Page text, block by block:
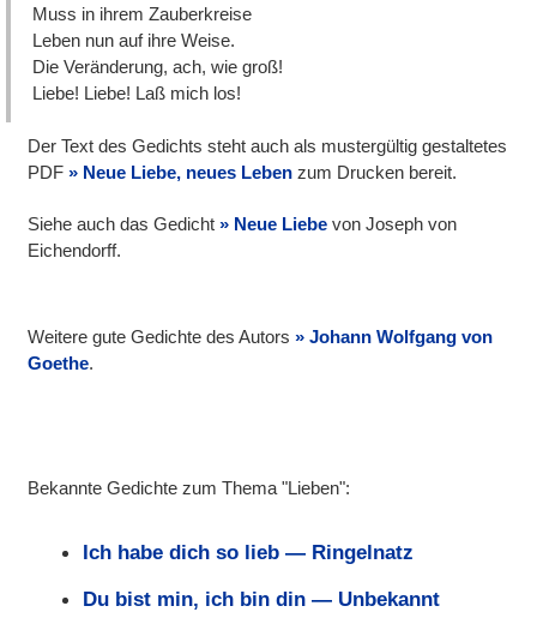
Muss in ihrem Zauberkreise
Leben nun auf ihre Weise.
Die Veränderung, ach, wie groß!
Liebe! Liebe! Laß mich los!
Der Text des Gedichts steht auch als mustergültig gestaltetes
PDF
Neue Liebe, neues Leben zum Drucken bereit.
Siehe auch das Gedicht Neue Liebe von Joseph von
Eichendorff.
Weitere gute Gedichte des Autors
Johann Wolfgang von
Goethe.
Bekannte Gedichte zum Thema "Lieben":
Ich habe dich so lieb — Ringelnatz
Du bist min, ich bin din — Unbekannt